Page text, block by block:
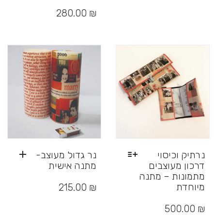
זה
לבחור
האפשרויות
280.00 ₪
המוצר
נר גדול מעוצב-
מתנה אישית
215.00 ₪
נרתיק וכיסוי
דרכון מעוצבים
מתמונות – מתנה
מיוחדת
זה 500.00 ₪